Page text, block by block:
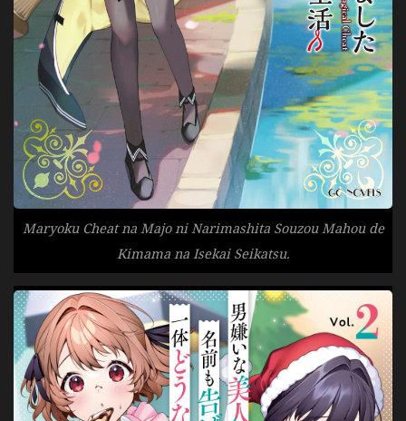
Maryoku Cheat na Majo ni Narimashita Souzou Mahou de
Kimama na Isekai Seikatsu.